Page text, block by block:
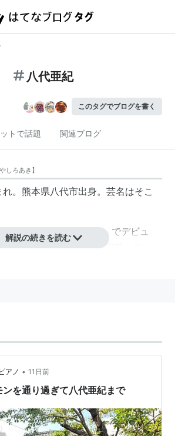
八代亜紀
このタグでブログを書く
トで話題 関連ブログ
やしろあき 】
。熊本県八代市出身。芸名はそこ
クより「愛は死んでも」でデビュ
日本歌謡選手権」で10週勝ち抜きチ
紀
旧姓 橋本 明子）
解説の続きを読む
アノ • 11日前
を通り過ぎて八代亜紀まで